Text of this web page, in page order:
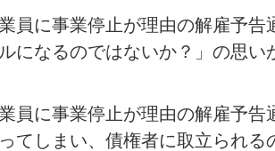
員に事業停止が理由の解雇予
になるのではないか？」の思
員に事業停止が理由の解雇予
てしまい、債権者に取立られる